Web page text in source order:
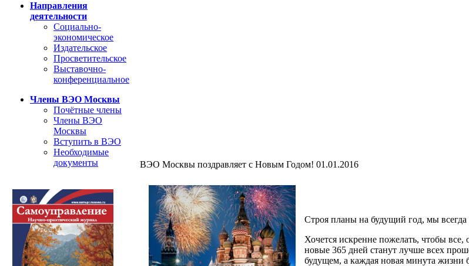
Направления
деятельности
Социально-
экономическое
Издательское
Просветительское
Выставочно-
конференциальное
Члены ВЭО Москвы
Почётные члены
Члены ВЭО
Москвы
Вступить в ВЭО
Необходимые
документы
ВЭО Москвы поздравляет с Новым Годом! 01.01.2016
Строя планы на будущий год, мы
Хочется искренне пожелать, чтобы
новые 365 дней станут лучше всех
будущем, а каждая новая минута жизни